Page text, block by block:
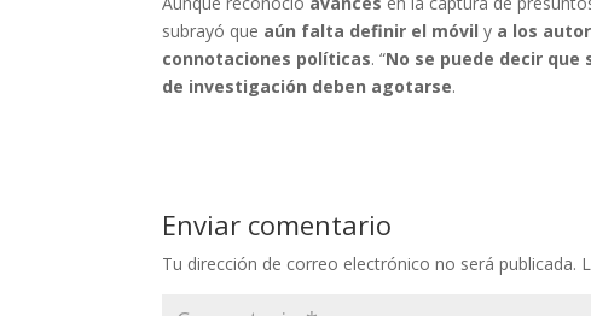
subrayó que aún falta definir el móvil y a los
connotaciones políticas. “No se puede decir que
de investigación deben agotarse.
Enviar comentario
Tu dirección de correo electrónico no será publicada.